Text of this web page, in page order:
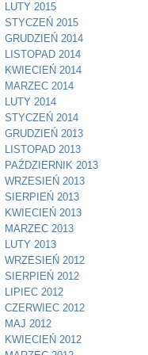
LUTY 2015
STYCZEŃ 2015
GRUDZIEŃ 2014
LISTOPAD 2014
KWIECIEŃ 2014
MARZEC 2014
LUTY 2014
STYCZEŃ 2014
GRUDZIEŃ 2013
LISTOPAD 2013
PAŹDZIERNIK 2013
WRZESIEŃ 2013
SIERPIEŃ 2013
KWIECIEŃ 2013
MARZEC 2013
LUTY 2013
WRZESIEŃ 2012
SIERPIEŃ 2012
LIPIEC 2012
CZERWIEC 2012
MAJ 2012
KWIECIEŃ 2012